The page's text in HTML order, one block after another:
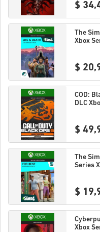
$
The
Xbox
$
COD:
DLC
$
The
Series
$
Xbox